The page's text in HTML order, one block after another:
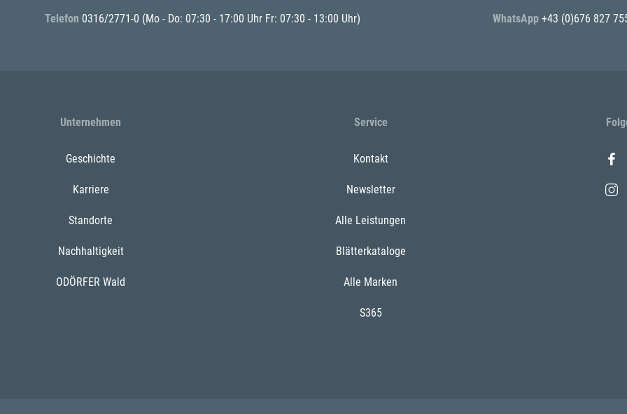
Telefon 0316/2771-0 (Mo - Do: 07:30 - 17:00 Uhr Fr: 07:30 - 13:00 Uhr) WhatsApp +43 (0)676 827
Unternehmen
Geschichte
Karriere
Standorte
Nachhaltigkeit
ODÖRFER Wald
Service
Kontakt
Newsletter
Alle Leistungen
Blätterkataloge
Alle Marken
S365